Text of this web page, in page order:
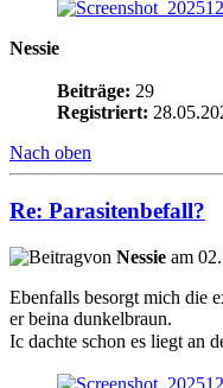
Nessie
Beiträge: 29
Registriert:
Nach oben
Re: Parasitenbefall?
von Nessie am
Ebenfalls besorgt mich die
er beina dunkelbraun.
Ic dachte schon es liegt an